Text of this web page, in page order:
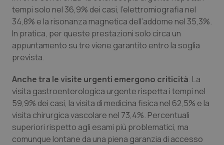
Salute orale & impianti
Sangue & coagulazione
Tiroide
Tumore al seno
Tumore ovarico
tempi solo nel 36,9% dei casi, l’elettromiografia nel
34,8% e la risonanza magnetica dell’addome nel 35,3%.
In pratica, per queste prestazioni solo circa un
appuntamento su tre viene garantito entro la soglia
prevista.
Anche tra le visite urgenti emergono criticità. La
visita gastroenterologica urgente rispetta i tempi nel
59,9% dei casi, la visita di medicina fisica nel 62,5% e la
visita chirurgica vascolare nel 73,4%. Percentuali
superiori rispetto agli esami più problematici, ma
comunque lontane da una piena garanzia di accesso